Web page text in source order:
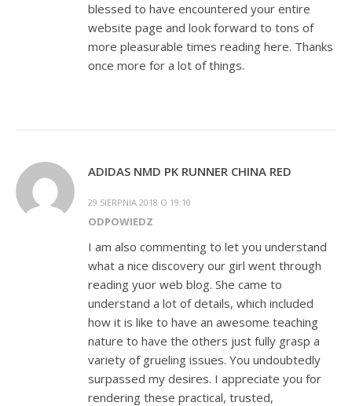
blessed to have encountered your entire
website page and look forward to tons of
more pleasurable times reading here. Thanks
once more for a lot of things.
ADIDAS NMD PK RUNNER CHINA RED
29 SIERPNIA 2018 O 19:10
ODPOWIEDZ
I am also commenting to let you understand
what a nice discovery our girl went through
reading yuor web blog. She came to
understand a lot of details, which included
how it is like to have an awesome teaching
nature to have the others just fully grasp a
variety of grueling issues. You undoubtedly
surpassed my desires. I appreciate you for
rendering these practical, trusted,